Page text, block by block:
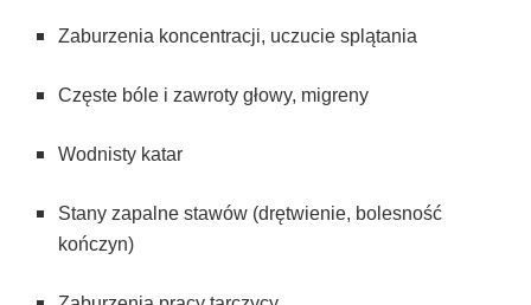
Zaburzenia koncentracji, uczucie splątania
Częste bóle i zawroty głowy, migreny
Wodnisty katar
Stany zapalne stawów (drętwienie, bolesność
kończyn)